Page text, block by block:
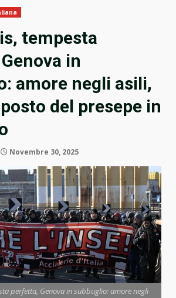
tempesta
in
amore negli asili,
del presepe in
Novembre 30, 2025
perfetta, Genova in subbuglio: amore negli